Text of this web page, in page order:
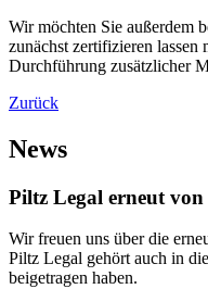
Wir möchten Sie außerdem
zunächst zertifizieren
Durchführung zusätzlicher
Zurück
News
Piltz Legal erneut von
Wir freuen uns über die
Piltz Legal gehört auch in
beigetragen haben.